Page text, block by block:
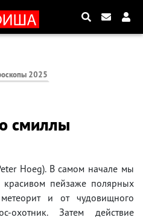
2025
смиллы
Hoeg). В самом начале мы
пейзаже полярных
и от чудовищного
охотник. Затем действие